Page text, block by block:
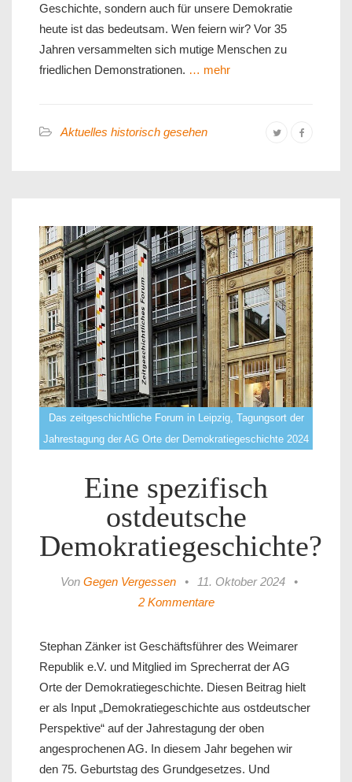
Geschichte, sondern auch für unsere Demokratie
heute ist das bedeutsam. Wen feiern wir? Vor 35
Jahren versammelten sich mutige Menschen zu
friedlichen Demonstrationen. … mehr
Aktuelles historisch gesehen
Das zeitgeschichtliche Forum in Leipzig, Tagungsort der
Jahrestagung der AG Orte der Demokratiegeschichte 2024
Eine spezifisch
ostdeutsche
Demokratiegeschichte?
Von Gegen Vergessen • 11. Oktober 2024
•
2 Kommentare
Stephan Zänker ist Geschäftsführer des Weimarer
Republik e.V. und Mitglied im Sprecherrat der AG
Orte der Demokratiegeschichte. Diesen Beitrag hielt
er als Input „Demokratiegeschichte aus ostdeutscher
Perspektive“ auf der Jahrestagung der oben
angesprochenen AG. In diesem Jahr begehen wir
den 75. Geburtstag des Grundgesetzes. Und